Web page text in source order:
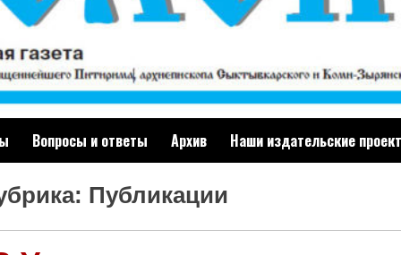
Вопросы и ответы Архив Наши издательские
Публикации